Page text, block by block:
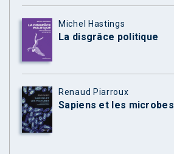
Michel Hastings
La disgrâce politique
Renaud Piarroux
Sapiens et les microbes